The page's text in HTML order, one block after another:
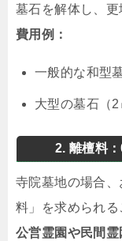
墓石を解体し、更
費用例：
一般的な和型
大型の墓石（
2. 離檀料
寺院墓地の場合
料」を求められる
公営霊園や民間霊